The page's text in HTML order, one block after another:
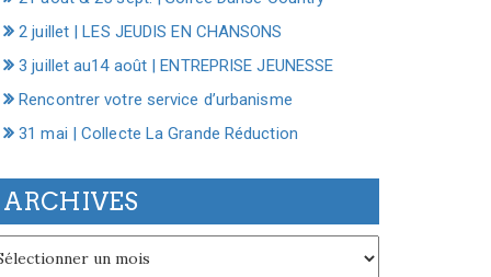
2 juillet | LES JEUDIS EN CHANSONS
3 juillet au14 août | ENTREPRISE JEUNESSE
Rencontrer votre service d’urbanisme
31 mai | Collecte La Grande Réduction
ARCHIVES